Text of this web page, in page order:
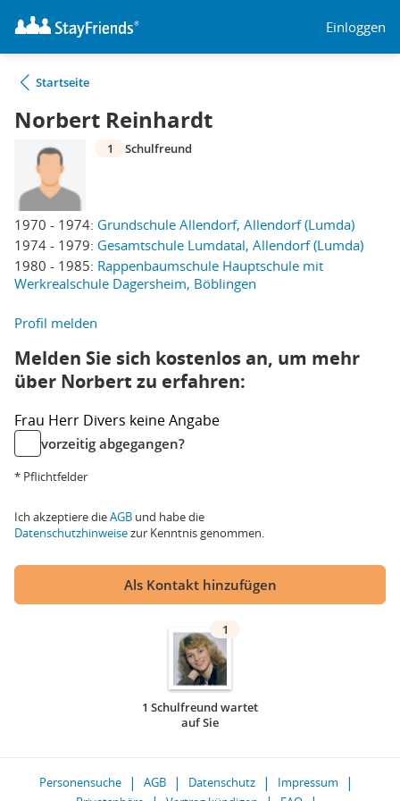
Einloggen
Startseite
Norbert Reinhardt
1970 - 1974: Grundschule Allendorf, Allendorf (Lumda)
1974 - 1979: Gesamtschule Lumdatal, Allendorf (Lumda)
1980 - 1985: Rappenbaumschule Hauptschule mit
Werkrealschule Dagersheim, Böblingen
1 Schulfreund
Profil melden
Melden Sie sich kostenlos an, um mehr
über Norbert zu erfahren:
Frau Herr Divers keine Angabe
vorzeitig abgegangen?
* Pflichtfelder
Ich akzeptiere dieAGB und habe die
Datenschutzhinweisezur Kenntnis genommen.
Als Kontakt hinzufügen
1
1 Schulfreund wartet
auf Sie
Personensuche AGB Datenschutz
Impressum